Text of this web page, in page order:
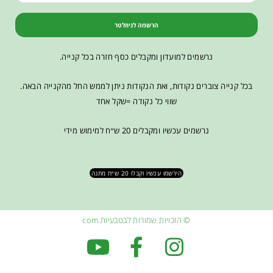
הרשמה לניוזלטר
נרשמים למועדון ומקבלים כסף חזרה בכל קנייה.
בכל קנייה צוברים נקודות, ואת הנקודות ניתן לממש החל מהקנייה הבאה.
שווי כל נקודה =שקל אחד
נרשמים עכשיו ומקבלים 20 ש״ח למימוש מידי
הירשמו עכשיו וקבלו 20 ש״ח מתנה
© הזכויות שמורות לבטבעיות.com